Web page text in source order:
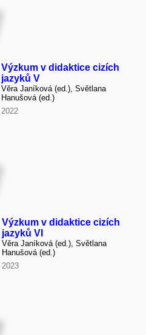
Výzkum v didaktice cizích
jazyků V
Věra Janíková (ed.), Světlana
Hanušová (ed.)
2022
Výzkum v didaktice cizích
jazyků VI
Věra Janíková (ed.), Světlana
Hanušová (ed.)
2023